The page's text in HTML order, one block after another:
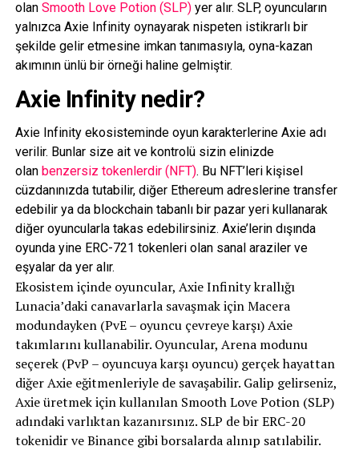
olan Smooth Love Potion (SLP)yer alır. SLP, oyuncuların
yalnızca Axie Infinity oynayarak nispeten istikrarlı bir
şekilde gelir etmesine imkan tanımasıyla, oyna-kazan
akımının ünlü bir örneği haline gelmiştir.
Axie Infinity nedir?
Axie Infinity ekosisteminde oyun karakterlerine Axie adı
verilir. Bunlar size ait ve kontrolü sizin elinizde
olan benzersiz tokenlerdir (NFT). Bu NFT’leri kişisel
cüzdanınızda tutabilir, diğer Ethereum adreslerine transfer
edebilir ya da blockchain tabanlı bir pazar yeri kullanarak
diğer oyuncularla takas edebilirsiniz. Axie’lerin dışında
oyunda yine ERC-721 tokenleri olan sanal araziler ve
eşyalar da yer alır.
Ekosistem içinde oyuncular, Axie Infinity krallığı
Lunacia’daki canavarlarla savaşmak için Macera
modundayken (PvE – oyuncu çevreye karşı) Axie
takımlarını kullanabilir. Oyuncular, Arena modunu
seçerek (PvP – oyuncuya karşı oyuncu) gerçek hayattan
diğer Axie eğitmenleriyle de savaşabilir. Galip gelirseniz,
Axie üretmek için kullanılan Smooth Love Potion (SLP)
adındaki varlıktan kazanırsınız. SLP de bir ERC-20
tokenidir ve Binance gibi borsalarda alınıp satılabilir.